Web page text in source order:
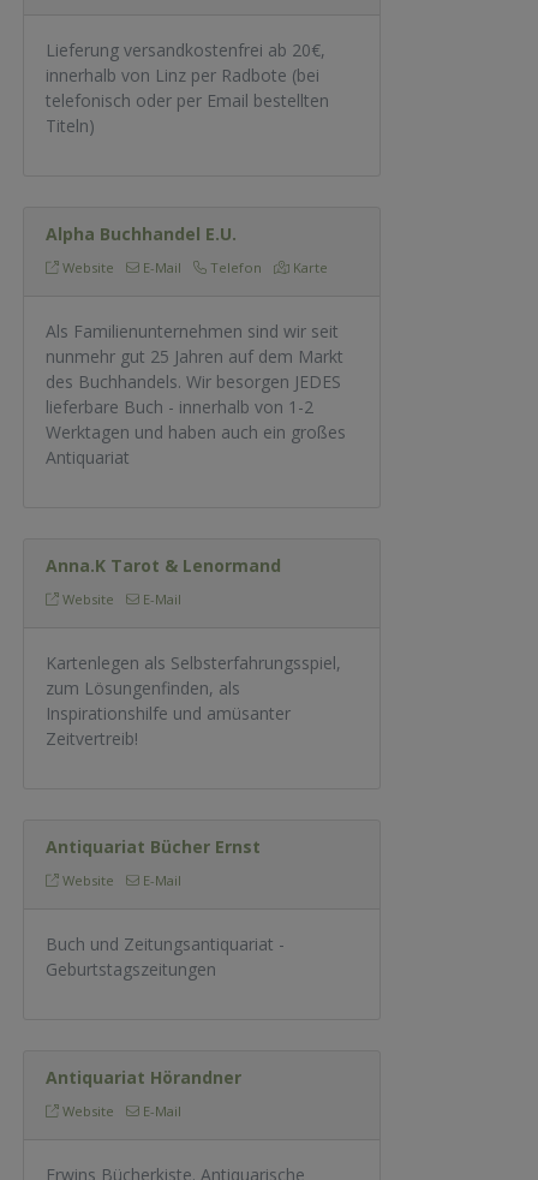
Lieferung versandkostenfrei ab 20€,
innerhalb von Linz per Radbote (bei
telefonisch oder per Email bestellten
Titeln)
Alpha Buchhandel E.U.
Website E-Mail Telefon Karte
Als Familienunternehmen sind wir seit
nunmehr gut 25 Jahren auf dem Markt
des Buchhandels. Wir besorgen JEDES
lieferbare Buch - innerhalb von 1-2
Werktagen und haben auch ein großes
Antiquariat
Anna.K Tarot & Lenormand
Website E-Mail
Kartenlegen als Selbsterfahrungsspiel,
zum Lösungenfinden, als
Inspirationshilfe und amüsanter
Zeitvertreib!
Antiquariat Bücher Ernst
Website E-Mail
Buch und Zeitungsantiquariat -
Geburtstagszeitungen
Antiquariat Hörandner
Website E-Mail
Erwins Bücherkiste. Antiquarische